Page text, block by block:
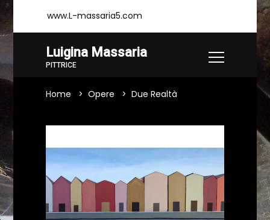
www.L-massaria5.com
Luigina Massaria
PITTRICE
Home Opere Due Realtà